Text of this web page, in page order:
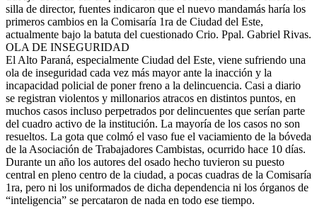
silla de director, fuentes indicaron que el nuevo mandamás haría los
primeros cambios en la Comisaría 1ra de Ciudad del Este,
actualmente bajo la batuta del cuestionado Crio. Ppal. Gabriel Rivas.
OLA DE INSEGURIDAD
El Alto Paraná, especialmente Ciudad del Este, viene sufriendo una
ola de inseguridad cada vez más mayor ante la inacción y la
incapacidad policial de poner freno a la delincuencia. Casi a diario
se registran violentos y millonarios atracos en distintos puntos, en
muchos casos incluso perpetrados por delincuentes que serían parte
del cuadro activo de la institución. La mayoría de los casos no son
resueltos. La gota que colmó el vaso fue el vaciamiento de la bóveda
de la Asociación de Trabajadores Cambistas, ocurrido hace 10 días.
Durante un año los autores del osado hecho tuvieron su puesto
central en pleno centro de la ciudad, a pocas cuadras de la Comisaría
1ra, pero ni los uniformados de dicha dependencia ni los órganos de
“inteligencia” se percataron de nada en todo ese tiempo.